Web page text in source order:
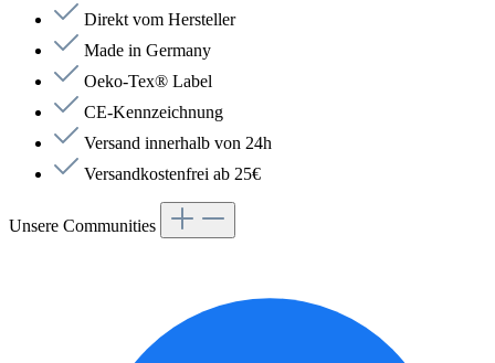
Direkt vom Hersteller
Made in Germany
Oeko-Tex® Label
CE-Kennzeichnung
Versand innerhalb von 24h
Versandkostenfrei ab 25€
Unsere Communities